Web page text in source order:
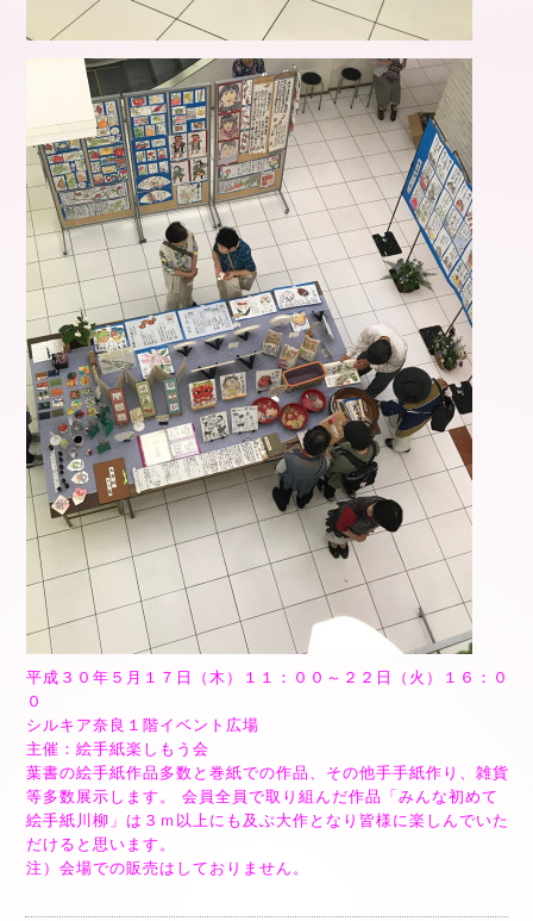
平成３０年５月１７日（木）１１：００～２２日（火）１６：０
０
シルキア奈良１階イベント広場
主催：絵手紙楽しもう会
葉書の絵手紙作品多数と巻紙での作品、その他手手紙作り、雑貨
等多数展示します。 会員全員で取り組んだ作品「みんな初めて
絵手紙川柳」は３ｍ以上にも及ぶ大作となり皆様に楽しんでいた
だけると思います。
注）会場での販売はしておりません。